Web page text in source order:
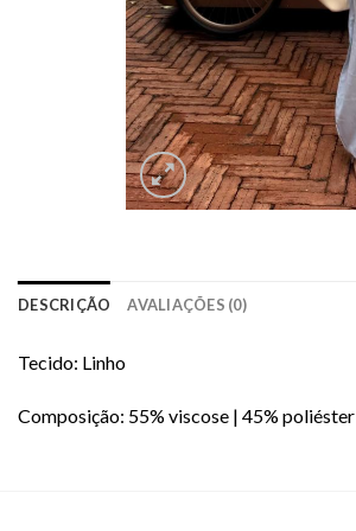
DESCRIÇÃO AVALIAÇÕES (0)
Tecido: Linho
Composição: 55% viscose | 45% poliéster